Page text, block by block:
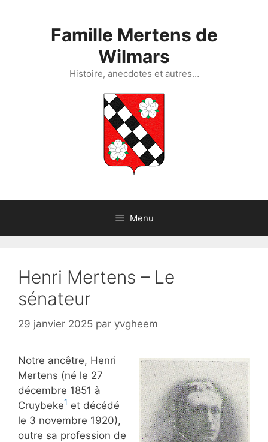
Famille Mertens de
Wilmars
Histoire, anecdotes et autres…
Menu
Henri Mertens – Le
sénateur
29 janvier 2025 par yvgheem
Notre ancêtre, Henri
Mertens (né le 27
décembre 1851 à
Cruybeke1 et décédé
le 3 novembre 1920),
outre sa profession de